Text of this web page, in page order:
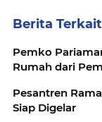
Berita Terkait
Pemko
Rumah dari
Pesantren
Siap Digelar